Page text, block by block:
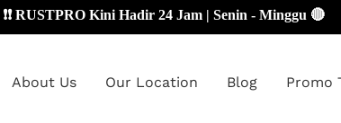
Kini Hadir 24 Jam | Senin - Minggu 🔴
About Us Our Location Blog Promo